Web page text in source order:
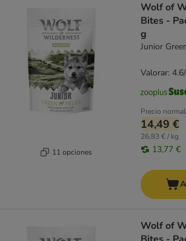
11 opciones
Wolf of
Bites - Pack Ahorro 3 x 180
g
Junior
Precio normal
14,49 €
26,83 € / kg
13,77 €
Valorar:
Wolf of